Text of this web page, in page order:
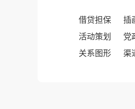
借贷担保 插
活动策划
党
关系图形
渠